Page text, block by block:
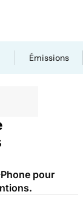
Émissions
pour